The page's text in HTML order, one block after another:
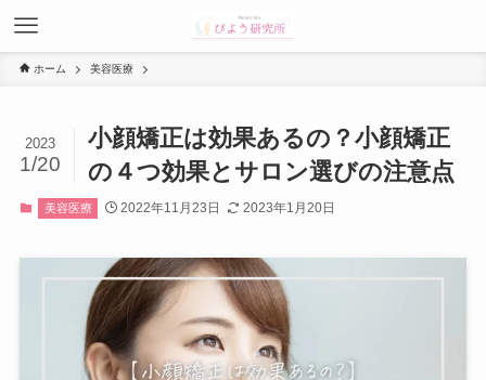
ホーム 美容医療
小顔矯正は効果あるの？小顔矯正
の４つ効果とサロン選びの注意点
2023
1/20
美容医療 2022年11月23日 2023年1月20日